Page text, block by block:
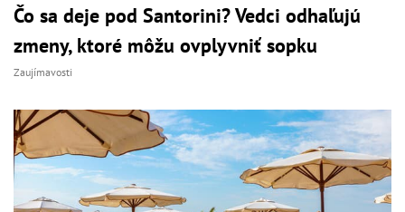
Čo sa deje pod Santorini? Vedci odhaľujú
zmeny, ktoré môžu ovplyvniť sopku
Zaujímavosti